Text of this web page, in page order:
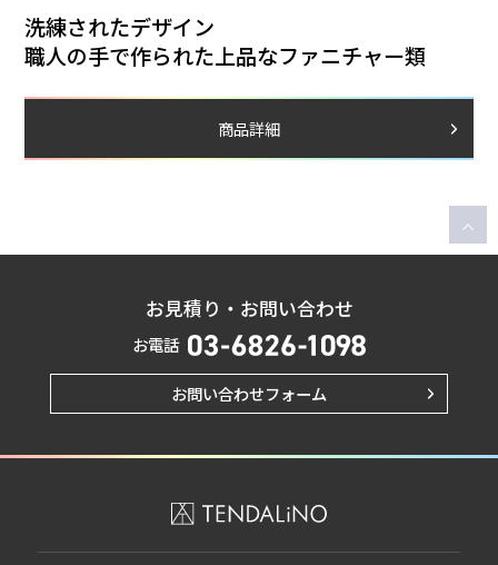
洗練されたデザイン
職人の手で作られた上品なファニチャー類
商品詳細
お見積り・お問い合わせ
お電話
お問い合わせフォーム